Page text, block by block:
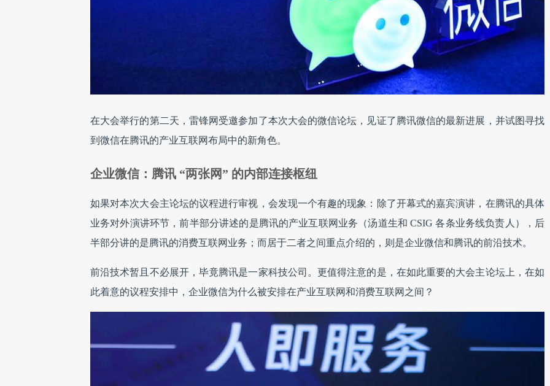
在大会举行的第二天，雷锋网受邀参加了本次大会的微信论坛，见证了腾讯微信的最新进展，并试图寻找
到微信在腾讯的产业互联网布局中的新角色。
企业微信：腾讯 “两张网” 的内部连接枢纽
如果对本次大会主论坛的议程进行审视，会发现一个有趣的现象：除了开幕式的嘉宾演讲，在腾讯的具体
业务对外演讲环节，前半部分讲述的是腾讯的产业互联网业务（汤道生和 CSIG 各条业务线负责人），后
半部分讲的是腾讯的消费互联网业务；而居于二者之间重点介绍的，则是企业微信和腾讯的前沿技术。
前沿技术暂且不必展开，毕竟腾讯是一家科技公司。更值得注意的是，在如此重要的大会主论坛上，在如
此着意的议程安排中，企业微信为什么被安排在产业互联网和消费互联网之间？